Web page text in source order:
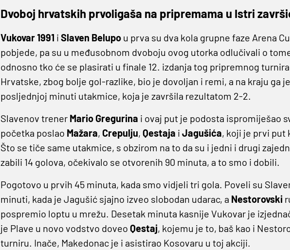
Dvoboj hrvatskih prvoligaša na pripremama u Istri
Vukovar 1991 i Slaven Belupou prva su dva kola grupne faze Arena
pobjede, pa su u međusobnom dvoboju ovog utorka odlučivali o
odnosno tko će se plasirati u finale 12. izdanja tog pripremnog
Hrvatske, zbog bolje gol-razlike, bio je dovoljan i remi, a na kraju ga
posljednjoj minuti utakmice, koja je završila rezultatom 2-2.
Slavenov trener Mario Gregurina i ovaj put je podosta ispromiješao
početka poslao Mažara, Crepulju, Qestaja i Jagušića, koji je prvi put
Što se tiče same utakmice, s obzirom na to da su i jedni i drugi
zabili 14 golova, očekivalo se otvorenih 90 minuta, a to smo i dobili.
Pogotovo u prvih 45 minuta, kada smo vidjeli tri gola. Poveli su
minuti, kada je Jagušić sjajno izveo slobodan udarac, a Nestorovski
pospremio loptu u mrežu. Desetak minuta kasnije Vukovar je
je Plave u novo vodstvo doveo Qestaj, kojemu je to, baš kao i
turniru. Inače, Makedonac je i asistirao Kosovaru u toj akciji.